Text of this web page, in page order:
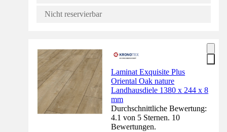
Nicht reservierbar
Laminat Exquisite Plus
Oriental Oak nature
Landhausdiele 1380 x 244 x 8
mm
Durchschnittliche Bewertung:
4.1 von 5 Sternen. 10
Bewertungen.